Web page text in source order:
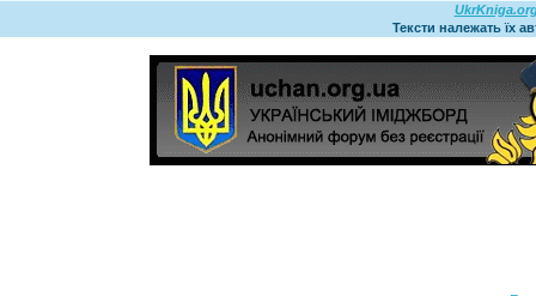
Тексти належать їх